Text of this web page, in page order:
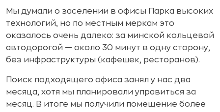
Мы думали о заселении в офисы Парка высоких
технологий, но по местным меркам это
оказалось очень далеко: за минской кольцевой
автодорогой — около 30 минут в одну сторону,
без инфраструктуры (кафешек, ресторанов).
Поиск подходящего офиса занял у нас два
месяца, хотя мы планировали управиться за
месяц. В итоге мы получили помещение более